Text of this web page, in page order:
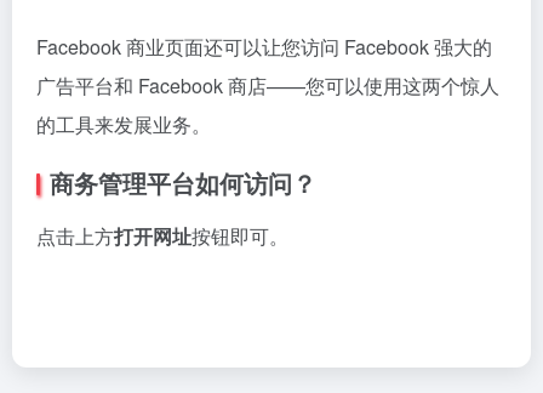
Facebook 商业页面还可以让您访问 Facebook 强大的
广告平台和 Facebook 商店——您可以使用这两个惊人
的工具来发展业务。
商务管理平台如何访问？
点击上方打开网址按钮即可。